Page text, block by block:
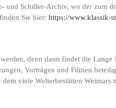
und Schiller-Archiv, wo der zum
Sie hier: https://www.klassik-
denn dann findet die
Vorträgen und Filmen
viele Welterbestätten